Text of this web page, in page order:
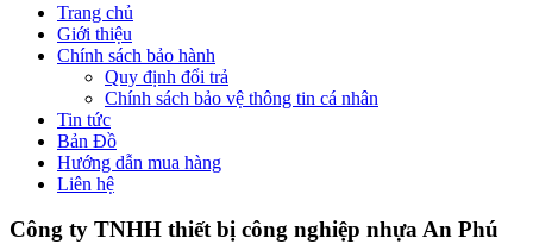
Trang chủ
Giới thiệu
Chính sách bảo hành
Quy định đổi trả
Chính sách bảo vệ thông tin cá nhân
Tin tức
Bản Đồ
Hướng dẫn mua hàng
Liên hệ
Công ty TNHH thiết bị công nghiệp nhựa An Phú